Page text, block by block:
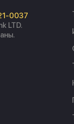
0037
LTD.